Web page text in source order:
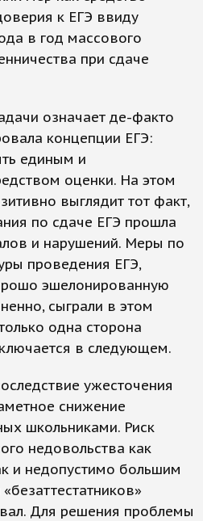
к ЕГЭ ввиду
в год массового
при сдаче
означает де-факто
концепции ЕГЭ:
единым и
оценки. На этом
выглядит тот факт,
по сдаче ЕГЭ прошла
и нарушений. Меры по
проведения ЕГЭ,
эшелонированную
сыграли в этом
одна сторона
в следующем.
ужесточения
снижение
школьниками. Риск
недовольства как
и недопустимо большим
Для решения проблемы